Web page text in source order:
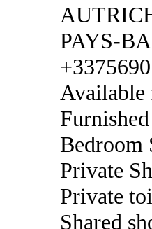
PAYS-
Available
Bedroom
Private
Private
Shared